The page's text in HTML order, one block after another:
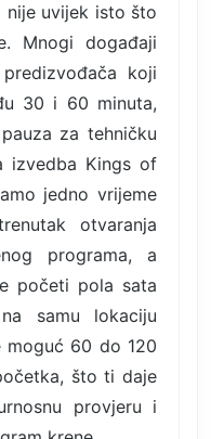
nije uvijek isto što
Mnogi događaji
koji
30 i 60 minuta,
za tehničku
izvedba Kings of
jedno vrijeme
otvaranja
programa, a
početi pola sata
samu lokaciju
moguć 60 do 120
što ti daje
provjeru i